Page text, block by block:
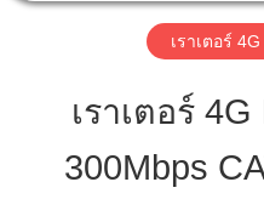
ควบคุม
ติดต่อ
เราเตอร์
เราเตอร์
300Mbps